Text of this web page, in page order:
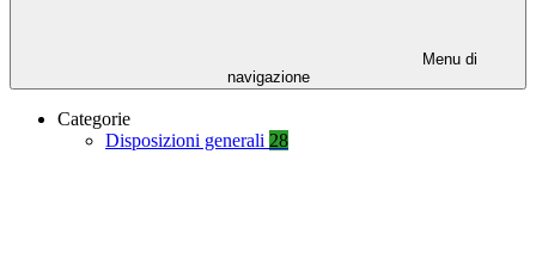
Menu di
navigazione
Categorie
Disposizioni generali 28